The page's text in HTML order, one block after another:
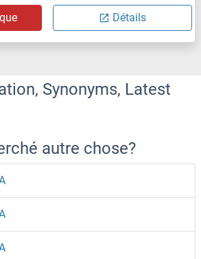
Détails
Synonyms, Latest
autre chose?